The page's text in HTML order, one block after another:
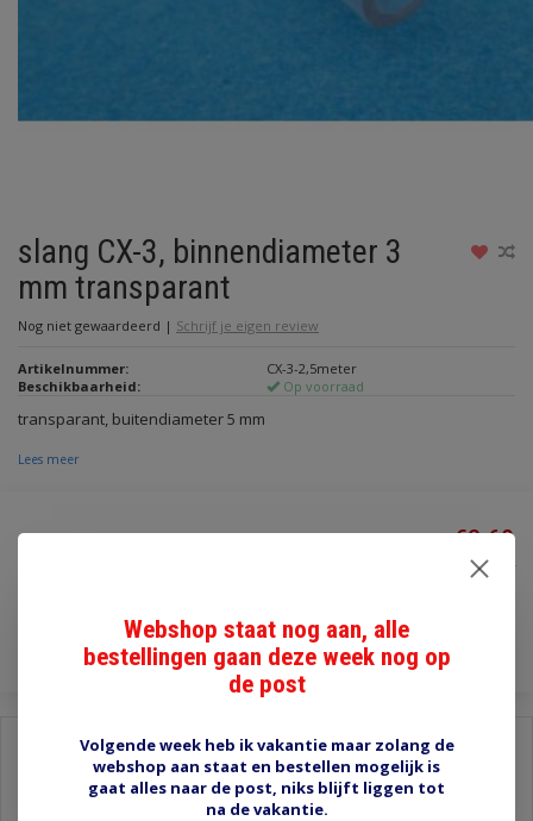
slang CX-3, binnendiameter 3
mm transparant
Nog niet gewaardeerd | Schrijf je eigen review
Artikelnummer:
CX-3-2,5meter
Beschikbaarheid:
Op voorraad
transparant, buitendiameter 5 mm
Lees meer
€3,60
Incl. btw
Stel een vraag over dit product
Afdrukken
Webshop staat nog aan, alle
bestellingen gaan deze week nog op
de post
Volgende week heb ik vakantie maar zolang de
webshop aan staat en bestellen mogelijk is
gaat alles naar de post, niks blijft liggen tot
na de vakantie.